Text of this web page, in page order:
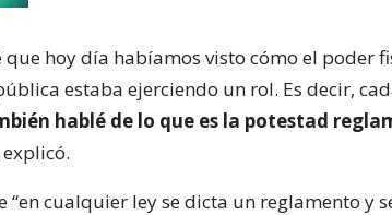
que hoy día habíamos visto cómo el poder
estaba ejerciendo un rol. Es decir,
hablé de lo que es la potestad
“en cualquier ley se dicta un reglamento y